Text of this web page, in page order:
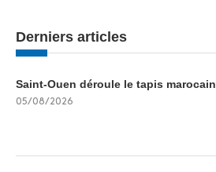
Derniers articles
Saint-Ouen déroule le tapis marocain
05/08/2026